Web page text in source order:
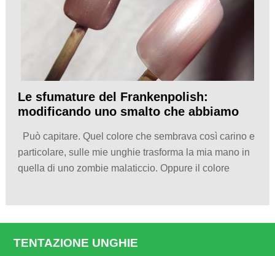
Le sfumature del Frankenpolish:
modificando uno smalto che abbiamo
Può capitare. Quel colore che sembrava così carino e
particolare, sulle mie unghie trasforma la mia mano in
quella di uno zombie malaticcio. Oppure il colore
TENTAZIONE UNGHIE